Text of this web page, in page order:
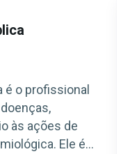
é o profissional
às ações de
Ele é